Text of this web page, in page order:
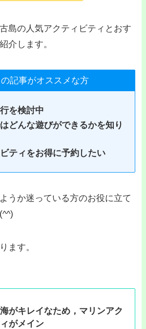
島の人気アクティビティとおす
介します。
記事がオススメな方
を検討中
どんな遊びができるかを知り
ティをお得に予約したい
うか迷っている方のお役に立て
ます。
がキレイなため，マリンアク
がメイン